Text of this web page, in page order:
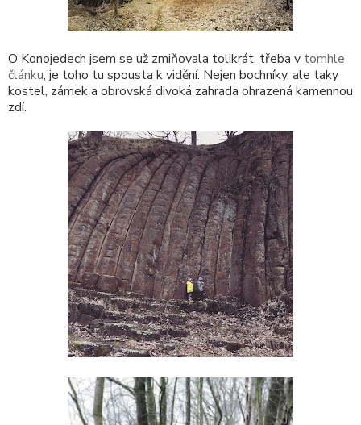
O Konojedech jsem se už zmiňovala tolikrát, třeba v tomhle
článku, je toho tu spousta k vidění. Nejen bochníky, ale taky
kostel, zámek a obrovská divoká zahrada ohrazená kamennou
zdí.